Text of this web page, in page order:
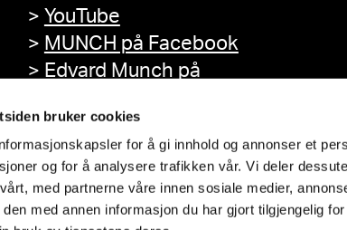
bruker cookies
for å gi innhold og annonser et
og for å analysere trafikken vår. Vi deler
med partnerne våre innen sosiale medier,
den med annen informasjon du har gjort tilgjengelig
> YouTube
> MUNCH på Facebook
> Edvard Munch på